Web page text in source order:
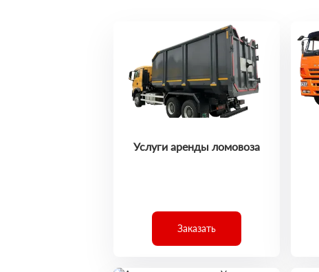
Услуги аренды ломовоза
Заказать